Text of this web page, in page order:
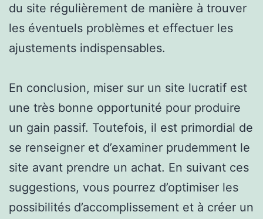
du site régulièrement de manière à trouver
les éventuels problèmes et effectuer les
ajustements indispensables.
En conclusion, miser sur un site lucratif est
une très bonne opportunité pour produire
un gain passif. Toutefois, il est primordial de
se renseigner et d’examiner prudemment le
site avant prendre un achat. En suivant ces
suggestions, vous pourrez d’optimiser les
possibilités d’accomplissement et à créer un